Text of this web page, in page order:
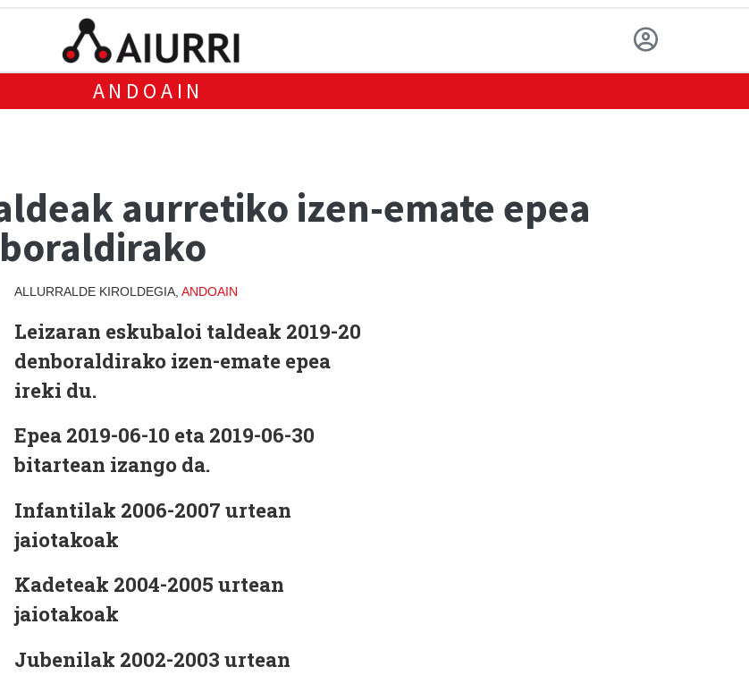
ANDOAIN
aurretiko izen-emate epea
ALLURRALDE KIROLDEGIA, ANDOAIN
Leizaran eskubaloi taldeak 2019-20
denboraldirako izen-emate epea
ireki du.
Epea 2019-06-10 eta 2019-06-30
bitartean izango da.
Infantilak 2006-2007 urtean
jaiotakoak
Kadeteak 2004-2005 urtean
jaiotakoak
Jubenilak 2002-2003 urtean